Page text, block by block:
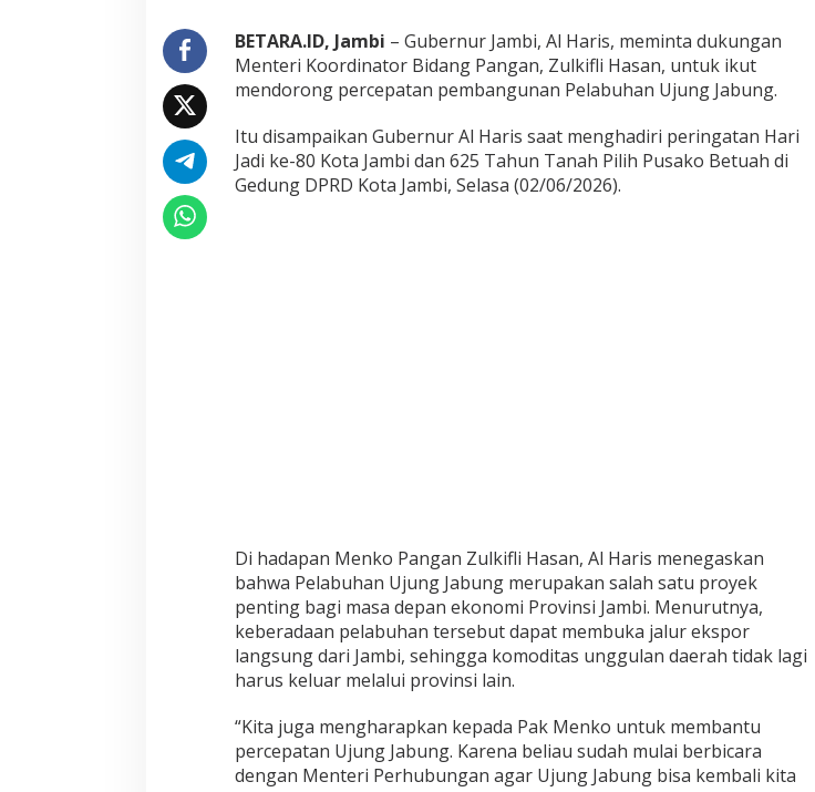
u
n
g
J
b
u
n
g
u
l
h
a
s
BETARA.ID, Jambi – Gubernur Jambi, Al Haris, meminta dukungan
Menteri Koordinator Bidang Pangan, Zulkifli Hasan, untuk ikut
mendorong percepatan pembangunan Pelabuhan Ujung Jabung.
Itu disampaikan Gubernur Al Haris saat menghadiri peringatan Hari
Jadi ke-80 Kota Jambi dan 625 Tahun Tanah Pilih Pusako Betuah di
Gedung DPRD Kota Jambi, Selasa (02/06/2026).
Di hadapan Menko Pangan Zulkifli Hasan, Al Haris menegaskan
bahwa Pelabuhan Ujung Jabung merupakan salah satu proyek
penting bagi masa depan ekonomi Provinsi Jambi. Menurutnya,
keberadaan pelabuhan tersebut dapat membuka jalur ekspor
langsung dari Jambi, sehingga komoditas unggulan daerah tidak lagi
harus keluar melalui provinsi lain.
“Kita juga mengharapkan kepada Pak Menko untuk membantu
percepatan Ujung Jabung. Karena beliau sudah mulai berbicara
dengan Menteri Perhubungan agar Ujung Jabung bisa kembali kita